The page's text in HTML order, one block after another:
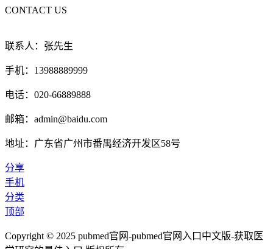
CONTACT US
联系人：张先生
手机：13988889999
电话：020-66889888
邮箱：admin@baidu.com
地址：广东省广州市番禺经济开发区58号
分享
手机
分类
顶部
Copyright © 2025 pubmed官网-pubmed官网入口中文版-获取医